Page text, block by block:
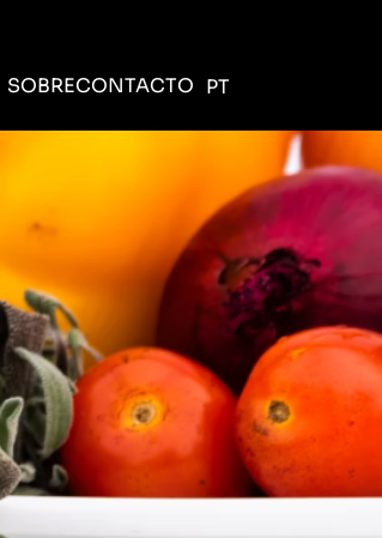
SOBRECONTACTO PT
EN
FR